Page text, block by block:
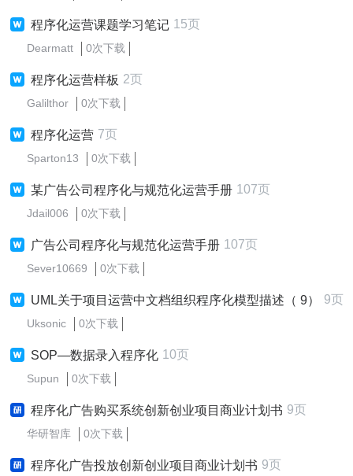
程序化运营课题学习笔记 15页
Dearmatt 0次下载
程序化运营样板 2页
Galilthor 0次下载
程序化运营 7页
Sparton13 0次下载
某广告公司程序化与规范化运营手册 107页
Jdail006 0次下载
广告公司程序化与规范化运营手册 107页
Sever10669 0次下载
UML关于项目运营中文档组织程序化模型描述（ 9） 9页
Uksonic 0次下载
SOP—数据录入程序化 10页
Supun 0次下载
程序化广告购买系统创新创业项目商业计划书 9页
华研智库 0次下载
程序化广告投放创新创业项目商业计划书 9页